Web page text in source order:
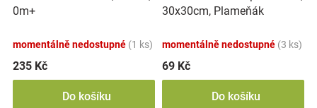
0m+
momentálně nedostupné (1 ks)
235 Kč
Do košíku
30x30cm, Plameňák
momentálně nedostupné (3 ks)
69 Kč
Do košíku